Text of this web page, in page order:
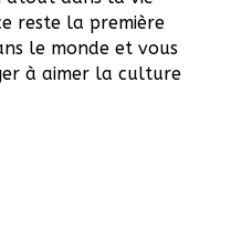
reste la première
le monde et vous
à aimer la culture